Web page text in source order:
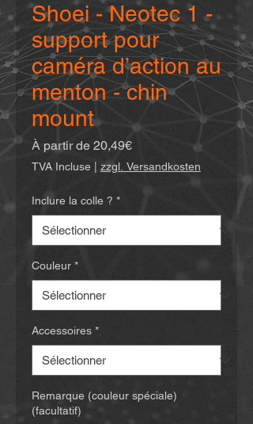
Shoei - Neotec 1 -
support pour
caméra d’action au
menton - chin
mount
À partir de 20,49€Prix
promotionnel
TVA Incluse zzgl. Versandkosten
Inclure la colle ? *
Couleur *
Accessoires *
Remarque (couleur spéciale)
(facultatif)